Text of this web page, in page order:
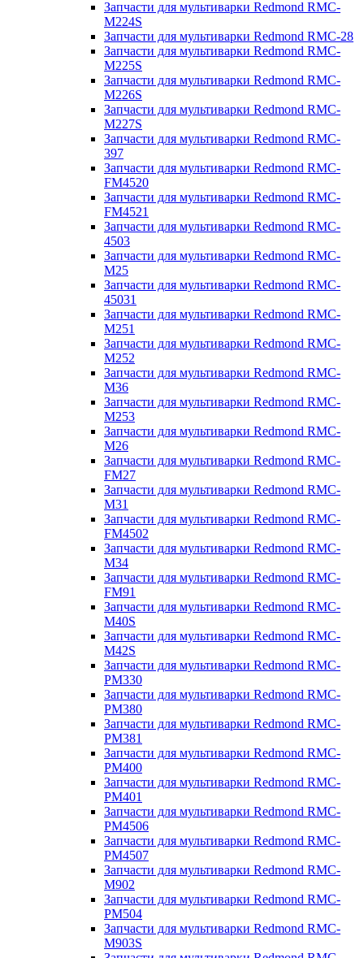
Запчасти для мультиварки Redmond RMC-
M224S
Запчасти для мультиварки Redmond RMC-28
Запчасти для мультиварки Redmond RMC-
M225S
Запчасти для мультиварки Redmond RMC-
M226S
Запчасти для мультиварки Redmond RMC-
M227S
Запчасти для мультиварки Redmond RMC-
397
Запчасти для мультиварки Redmond RMC-
FM4520
Запчасти для мультиварки Redmond RMC-
FM4521
Запчасти для мультиварки Redmond RMC-
4503
Запчасти для мультиварки Redmond RMC-
M25
Запчасти для мультиварки Redmond RMC-
45031
Запчасти для мультиварки Redmond RMC-
M251
Запчасти для мультиварки Redmond RMC-
M252
Запчасти для мультиварки Redmond RMC-
M36
Запчасти для мультиварки Redmond RMC-
M253
Запчасти для мультиварки Redmond RMC-
M26
Запчасти для мультиварки Redmond RMC-
FM27
Запчасти для мультиварки Redmond RMC-
M31
Запчасти для мультиварки Redmond RMC-
FM4502
Запчасти для мультиварки Redmond RMC-
M34
Запчасти для мультиварки Redmond RMC-
FM91
Запчасти для мультиварки Redmond RMC-
M40S
Запчасти для мультиварки Redmond RMC-
M42S
Запчасти для мультиварки Redmond RMC-
PM330
Запчасти для мультиварки Redmond RMC-
PM380
Запчасти для мультиварки Redmond RMC-
PM381
Запчасти для мультиварки Redmond RMC-
PM400
Запчасти для мультиварки Redmond RMC-
PM401
Запчасти для мультиварки Redmond RMC-
PM4506
Запчасти для мультиварки Redmond RMC-
PM4507
Запчасти для мультиварки Redmond RMC-
M902
Запчасти для мультиварки Redmond RMC-
PM504
Запчасти для мультиварки Redmond RMC-
M903S